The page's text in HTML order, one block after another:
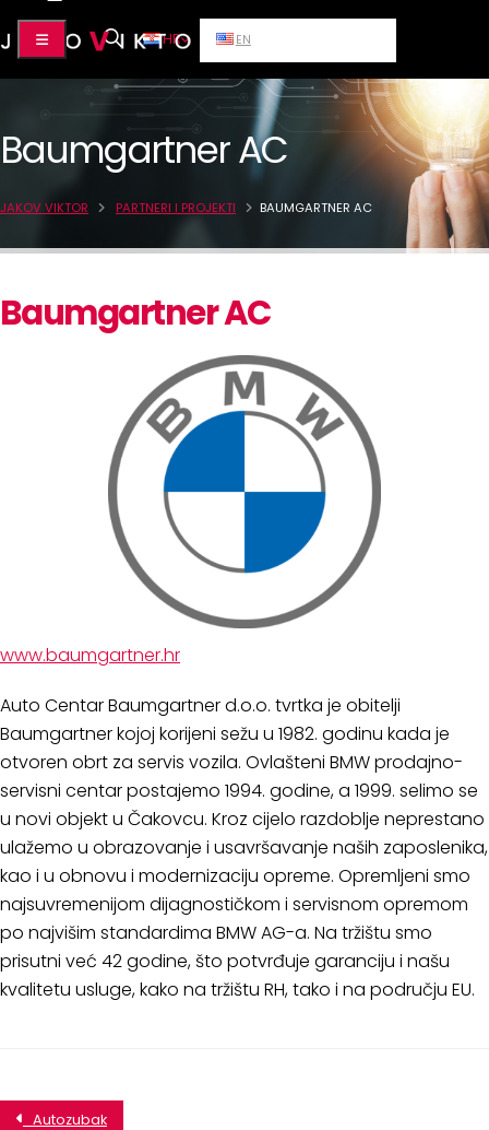
HR EN
Baumgartner AC
JAKOV VIKTOR PARTNERI I PROJEKTI BAUMGARTNER AC
Baumgartner AC
www.baumgartner.hr
Auto Centar Baumgartner d.o.o. tvrtka je obitelji
Baumgartner kojoj korijeni sežu u 1982. godinu kada je
otvoren obrt za servis vozila. Ovlašteni BMW prodajno-
servisni centar postajemo 1994. godine, a 1999. selimo se
u novi objekt u Čakovcu. Kroz cijelo razdoblje neprestano
ulažemo u obrazovanje i usavršavanje naših zaposlenika,
kao i u obnovu i modernizaciju opreme. Opremljeni smo
najsuvremenijom dijagnostičkom i servisnom opremom
po najvišim standardima BMW AG-a. Na tržištu smo
prisutni već 42 godine, što potvrđuje garanciju i našu
kvalitetu usluge, kako na tržištu RH, tako i na području EU.
Autozubak